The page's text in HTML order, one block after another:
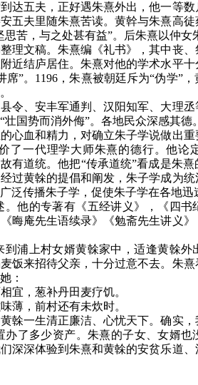
达五夫，正好遇朱熹外出，他一等
五夫里随朱熹苦读。黄幹与朱熹高
苦，与之处甚有益”。后朱熹以仲女
理文稿。朱熹编《礼书》，其中丧
近结庐居住。朱熹对他的学术水平
”。1196，朱熹被朝廷斥为“伪学”
令、安丰军通判、汉阳知军、大理
国势而消外侮”。各地民众深感其德。
心血和精力，对确立朱子学说做出
了一代理学大师朱熹的德行。他论
有道统。他把“传承道统”看成是朱
过黄榦的提倡和阐发，朱子学成为
泛传播朱子学，促使朱子学在各地迅
他的专著有《五经讲义》，《四书
晦庵先生语续录》《勉斋先生讲义
浦上村女婿黄榦家中，适逢黄榦外
饭来招待父亲，十分过意不去。朱
：
宜，葱补丹田麦疗饥。
薄，前村还有未炊时。
榦一生清正廉洁、心忧天下。确实
了多少资产。朱熹的子女、女婿也
深深体验到朱熹和黄榦的安贫乐道